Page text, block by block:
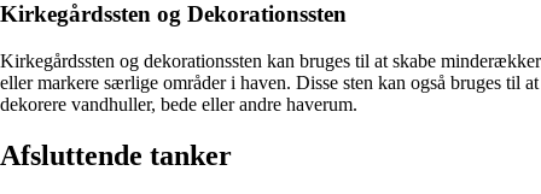
Kirkegårdssten og Dekorationssten
Kirkegårdssten og dekorationssten kan bruges til at skabe minderækker
eller markere særlige områder i haven. Disse sten kan også bruges til at
dekorere vandhuller, bede eller andre haverum.
Afsluttende tanker